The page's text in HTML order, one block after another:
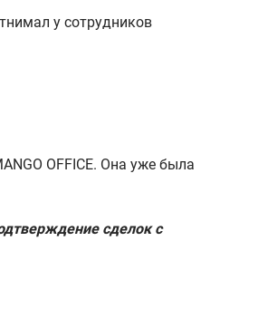
у сотрудников
OFFICE. Она уже была
сделок с